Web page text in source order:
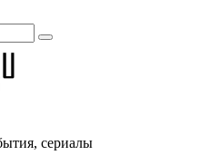
сериалы